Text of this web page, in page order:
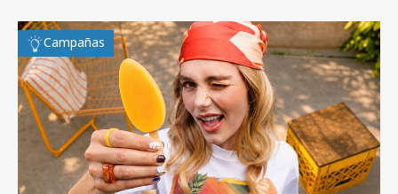
Campañas